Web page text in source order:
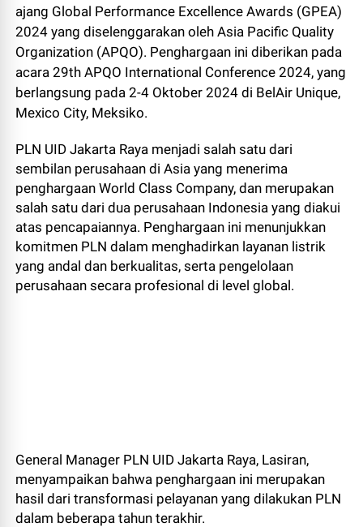
ajang Global Performance Excellence Awards (GPEA)
2024 yang diselenggarakan oleh Asia Pacific Quality
Organization (APQO). Penghargaan ini diberikan pada
acara 29th APQO International Conference 2024, yang
berlangsung pada 2-4 Oktober 2024 di BelAir Unique,
Mexico City, Meksiko.
PLN UID Jakarta Raya menjadi salah satu dari
sembilan perusahaan di Asia yang menerima
penghargaan World Class Company, dan merupakan
salah satu dari dua perusahaan Indonesia yang diakui
atas pencapaiannya. Penghargaan ini menunjukkan
komitmen PLN dalam menghadirkan layanan listrik
yang andal dan berkualitas, serta pengelolaan
perusahaan secara profesional di level global.
General Manager PLN UID Jakarta Raya, Lasiran,
menyampaikan bahwa penghargaan ini merupakan
hasil dari transformasi pelayanan yang dilakukan PLN
dalam beberapa tahun terakhir.